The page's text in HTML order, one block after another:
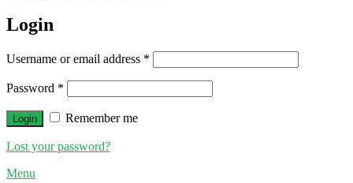
Login
Username or email address *
Password *
Remember me
Lost your password?
Menu